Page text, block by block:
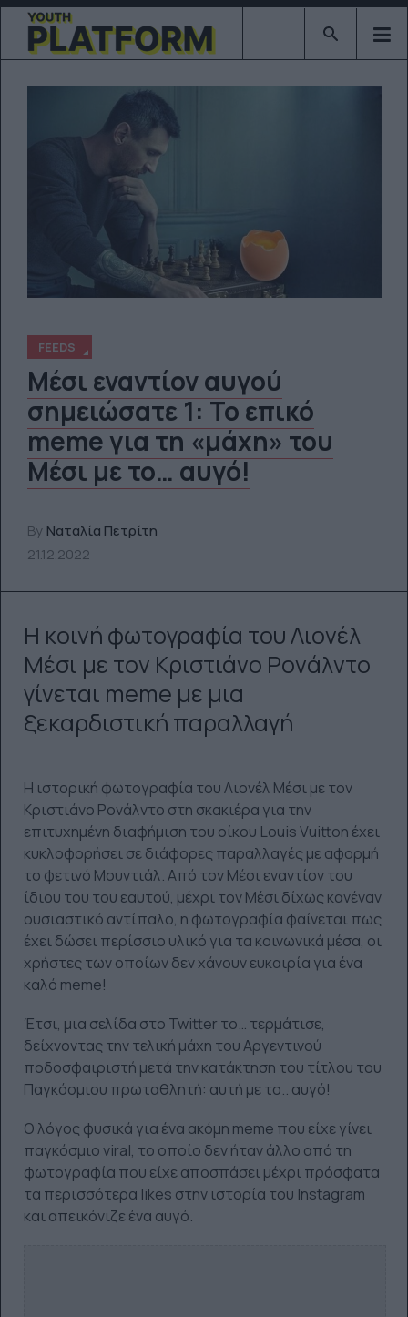
Type 2 or
FEEDS
Μέσι εναντίον αυγού
σημειώσατε 1: Το επικό
meme για τη «μάχη» του
Μέσι με το… αυγό!
By Ναταλία Πετρίτη
21.12.2022
Η κοινή φωτογραφία του Λιονέλ
Μέσι με τον Κριστιάνο Ρονάλντο
γίνεται meme με μια
ξεκαρδιστική παραλλαγή
Η ιστορική φωτογραφία του Λιονέλ Μέσι με τον
Κριστιάνο Ρονάλντο στη σκακιέρα για την
επιτυχημένη διαφήμιση του οίκου Louis Vuitton έχει
κυκλοφορήσει σε διάφορες παραλλαγές με αφορμή
το φετινό Μουντιάλ. Από τον Μέσι εναντίον του
ίδιου του του εαυτού, μέχρι τον Μέσι δίχως κανέναν
ουσιαστικό αντίπαλο, η φωτογραφία φαίνεται πως
έχει δώσει περίσσιο υλικό για τα κοινωνικά μέσα, οι
χρήστες των οποίων δεν χάνουν ευκαιρία για ένα
καλό meme!
Έτσι, μια σελίδα στο Twitter το… τερμάτισε,
δείχνοντας την τελική μάχη του Αργεντινού
ποδοσφαιριστή μετά την κατάκτηση του τίτλου του
Παγκόσμιου πρωταθλητή: αυτή με το.. αυγό!
Ο λόγος φυσικά για ένα ακόμη meme που είχε γίνει
παγκόσμιο viral, το οποίο δεν ήταν άλλο από τη
φωτογραφία που είχε αποσπάσει μέχρι πρόσφατα
τα περισσότερα likes στην ιστορία του Instagram
και απεικόνιζε ένα αυγό.